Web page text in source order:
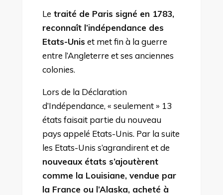
Le traité de Paris signé en 1783,
reconnaît l’indépendance des
Etats-Unis et met fin à la guerre
entre l’Angleterre et ses anciennes
colonies.
Lors de la Déclaration
d’Indépendance, « seulement » 13
états faisait partie du nouveau
pays appelé Etats-Unis. Par la suite
les Etats-Unis s’agrandirent et de
nouveaux états s’ajoutèrent
comme la Louisiane, vendue par
la France ou l’Alaska, acheté à